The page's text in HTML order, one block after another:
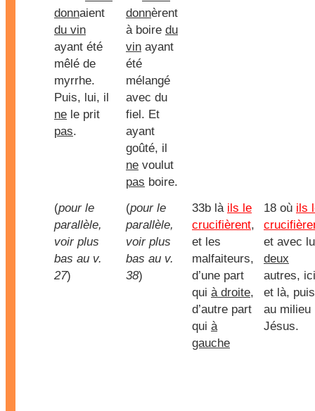
donnaient
du vin
ayant été
mêlé de
myrrhe.
Puis, lui, il
ne le prit
pas.
donnèrent
à boire du
vin ayant
été
mélangé
avec du
fiel. Et
ayant
goûté, il
ne voulut
pas boire.
(pour le
parallèle,
voir plus
bas au v.
27)
(pour le
parallèle,
voir plus
bas au v.
38)
33b là ils le
crucifièrent,
et les
malfaiteurs,
d’une part
qui à droite,
d’autre part
qui à
gauche
18 où ils
et avec
deux
autres, ici
et là,
au milieu
Jésus.